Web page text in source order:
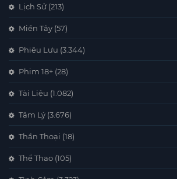
Lịch Sử (213)
Miền Tây (57)
Phiêu Lưu (3.344)
Phim 18+ (28)
Tài Liệu (1.082)
Tâm Lý (3.676)
Thần Thoại (18)
Thể Thao (105)